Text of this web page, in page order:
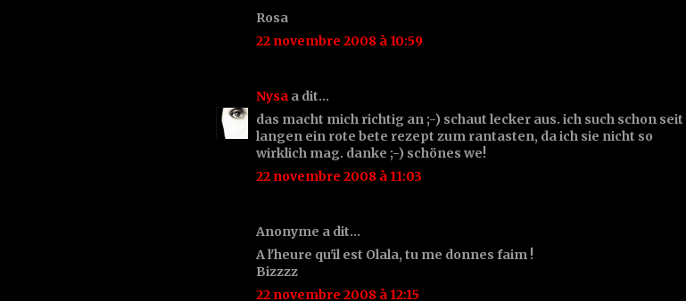
Rosa
22 novembre 2008 à 10:59
Nysa a dit…
das macht mich richtig an ;-) schaut lecker aus. ich such schon seit
langen ein rote bete rezept zum rantasten, da ich sie nicht so
wirklich mag. danke ;-) schönes we!
22 novembre 2008 à 11:03
Anonyme a dit…
A l'heure qu'il est Olala, tu me donnes faim !
Bizzzz
22 novembre 2008 à 12:15